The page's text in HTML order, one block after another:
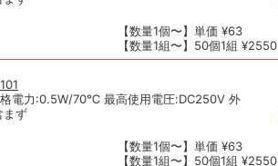
【数量1個〜】単価 ¥63
【数量1組〜】50個1組 ¥2550
電力:0.5W/70℃ 最高使用電圧:DC250V 外
ず
【数量1個〜】単価 ¥63
【数量1組〜】50個1組 ¥2550